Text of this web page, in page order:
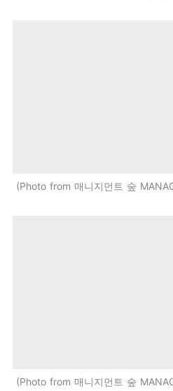
Photo from 매니지먼트 숲
Photo from 매니지먼트 숲